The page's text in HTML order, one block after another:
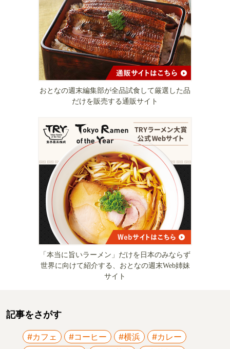
おとなの週末編集部が全品試食して厳選した品
だけを販売する通販サイト
「本当に旨いラーメン」だけを日本のみならず
世界に向けて紹介する、おとなの週末Web姉妹
サイト
記事をさがす
#カフェ #コーヒー #横浜
#カレー